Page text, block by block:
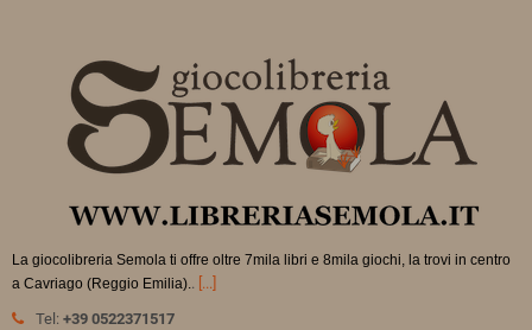
La giocolibreria Semola ti offre oltre 7mila libri e 8mila giochi, la trovi in centro
a Cavriago (Reggio Emilia). . [...]
Tel: +39 0522371517